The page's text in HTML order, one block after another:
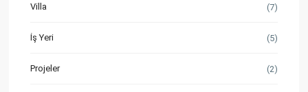
Villa (7)
İş Yeri (5)
Projeler (2)